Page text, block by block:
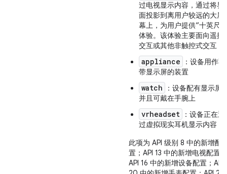
过电视显示内容，通过将界
面投影到离用户较远的大屏
幕上，为用户提供“十英尺”
体验。该体验主要面向遥控
交互或其他非触控式交互
appliance
：设备用作不
带显示屏的装置
watch
：设备配有显示屏
并且可戴在手腕上
vrheadset
：设备正在通
过虚拟现实耳机显示内容
此项为 API 级别 8 中的新增配
置；API 13 中的新增电视配置；
API 16 中的新增设备配置；API